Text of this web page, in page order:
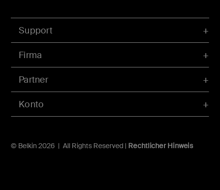
Konto
Support
Firma
Partner
© Belkin 2026 | All Rights Reserved | Rechtlicher Hinweis